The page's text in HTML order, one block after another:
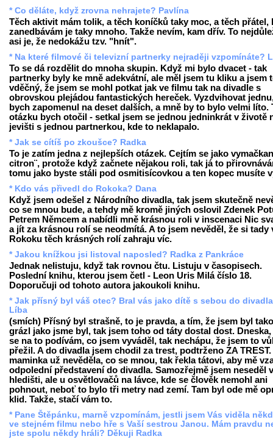
* Co děláte, když zrovna nehrajete? Pavlína
Těch aktivit mám tolik, a těch koníčků taky moc, a těch přátel,
zanedbávám je taky mnoho. Takže nevím, kam dřív. To
asi je, že nedokážu tzv. "hnít".
* Na které filmové či televizní partnerky nejraději vzpomínáte?
To se dá rozdělit do mnoha skupin. Když mi bylo dvacet - tak
partnerky byly ke mně adekvátní, ale měl jsem tu kliku a jsem
vděčný, že jsem se mohl potkat jak ve filmu tak na divadle s
obrovskou plejádou fantastických hereček. Vyzdvihovat
bych zapomenul na deset dalších, a mně by to bylo velmi líto.
otázku bych otočil - setkal jsem se jednou jedninkrát v životě
jevišti s jednou partnerkou, kde to neklapalo.
* Jak se cítíš po zkoušce? Radka
To je zatím jedna z nejlepších otázek. Cejtím se jako
citron¨, protože když začnete nějakou roli, tak já to
tomu jako byste stáli pod osmitisícovkou a ten kopec musíte
* Kdo vás přivedl do Rokoka? Dana
Když jsem odešel z Národního divadla, tak jsem skutečně
co se mnou bude, a tehdy mě kromě jiných oslovil Zdenek
Petrem Němcem a nabídli mně krásnou roli v inscenaci Nic
a jít za krásnou rolí se neodmítá. A to jsem nevěděl, že si tady
Rokoku těch krásných rolí zahraju víc.
* Jakou knížkou jsi listoval naposled? Radka z Pankráce
Jednak nelistuju, když tak rovnou čtu. Listuju v časopisech.
Poslední knihu, kterou jsem četl - Leon Uris Milá číslo 18.
Doporučuji od tohoto autora jakoukoli knihu.
* Jak přísný byl váš otec? Bral vás jako dítě s sebou do
Líba
(smích) Přísný byl strašně, to je pravda, a tím, že jsem byl
grázl jako jsme byl, tak jsem toho od táty dostal dost.
se na to podívám, co jsem vyváděl, tak nechápu, že jsem to
přežil. A do divadla jsem chodil za trest, podtrženo ZA
maminka už nevěděla, co se mnou, tak řekla tátovi, aby mě
odpolední představení do divadla. Samozřejmě jsem neseděl v
hledišti, ale u osvětlovačů na lávce, kde se člověk nemohl ani
pohnout, neboť to bylo tři metry nad zemí. Tam byl ode mě
klid. Takže, stačí vám to.
* Pane Štěpánku, marně vzpomínám, jestli jsem Vás viděla
ve stejném filmu nebo hře s Vaší sestrou Janou. Mám pravdu
jste spolu někdy hráli? Děkuji Radka